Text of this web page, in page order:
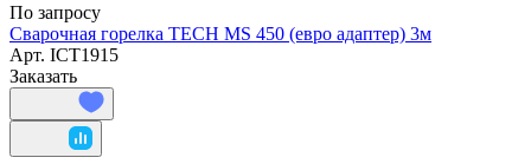
По запросу
Сварочная горелка TECH MS 450 (евро адаптер) 3м
Арт. ICT1915
Заказать